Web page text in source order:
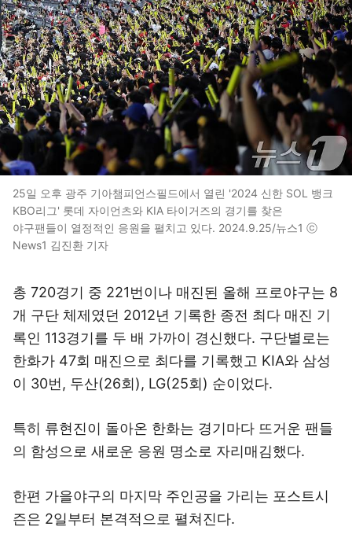
25일 오후 광주 기아챔피언스필드에서 열린 '2024 신한 SOL 뱅크
KBO리그' 롯데 자이언츠와 KIA 타이거즈의 경기를 찾은
야구팬들이 열정적인 응원을 펼치고 있다. 2024.9.25/뉴스1 ⓒ
News1 김진환 기자
총 720경기 중 221번이나 매진된 올해 프로야구는 8
개 구단 체제였던 2012년 기록한 종전 최다 매진 기
록인 113경기를 두 배 가까이 경신했다. 구단별로는
한화가 47회 매진으로 최다를 기록했고 KIA와 삼성
이 30번, 두산(26회), LG(25회) 순이었다.
특히 류현진이 돌아온 한화는 경기마다 뜨거운 팬들
의 함성으로 새로운 응원 명소로 자리매김했다.
한편 가을야구의 마지막 주인공을 가리는 포스트시
즌은 2일부터 본격적으로 펼쳐진다.